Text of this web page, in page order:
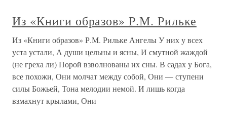
Из «Книги образов» Р.М. Рильке
Из «Книги образов» Р.М. Рильке Ангелы У них у всех
уста устали, А души цельны и ясны, И смутной жаждой
(не греха ли) Порой взволнованы их сны. В садах у Бога,
все похожи, Они молчат между собой, Они — ступени
силы Божьей, Тона мелодии немой. И лишь когда
взмахнут крылами, Они